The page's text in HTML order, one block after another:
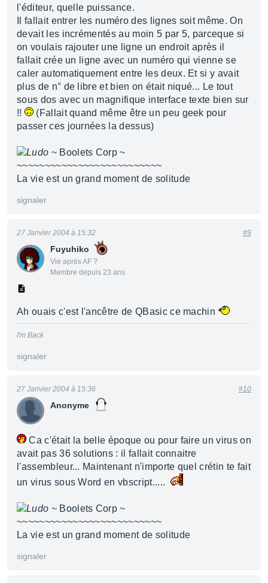
l'éditeur, quelle puissance.
Il fallait entrer les numéro des lignes soit même. On
devait les incrémentés au moin 5 par 5, parceque si
on voulais rajouter une ligne un endroit après il
fallait crée un ligne avec un numéro qui vienne se
caler automatiquement entre les deux. Et si y avait
plus de n° de libre et bien on était niqué... Le tout
sous dos avec un magnifique interface texte bien sur
!!
(Fallait quand même être un peu geek pour
passer ces journées la dessus)
Ludo ~ Boolets Corp ~
~~~~~~~~~~~~~~~~~~~~~~~~~~
La vie est un grand moment de solitude
signaler
Fuyuhiko
Vie après AF ?
Membre depuis 23 ans
27 Janvier 2004 à 15:32 #9
Ah ouais c'est l'ancêtre de QBasic ce machin
I'm Back
signaler
Anonyme
27 Janvier 2004 à 15:36 #10
Ca c'était la belle époque ou pour faire un virus on
avait pas 36 solutions : il fallait connaitre
l'assembleur... Maintenant n'importe quel crétin te fait
un virus sous Word en vbscript.....
Ludo ~ Boolets Corp ~
~~~~~~~~~~~~~~~~~~~~~~~~~~
La vie est un grand moment de solitude
signaler